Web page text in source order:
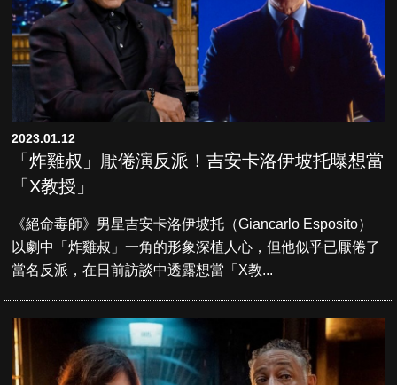
2023.01.12
「炸雞叔」厭倦演反派！吉安卡洛伊坡托曝想當
「X教授」
《絕命毒師》男星吉安卡洛伊坡托（Giancarlo Esposito）
以劇中「炸雞叔」一角的形象深植人心，但他似乎已厭倦了
當名反派，在日前訪談中透露想當「X教...